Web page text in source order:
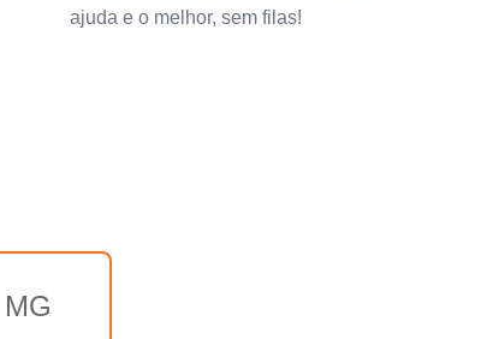
ajuda e o melhor, sem filas!